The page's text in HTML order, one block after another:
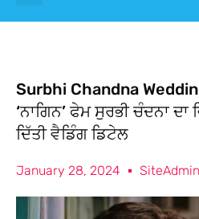
Surbhi Chandna
‘ਨਾਗਿਨ’ ਫੇਮ ਸੁਰਭੀ ਚੰਦਨਾ
ਦਿੱਤੀ ਵੈਡਿੰਗ ਡਿਟੇਲ
January 28, 2024 SiteAdmin